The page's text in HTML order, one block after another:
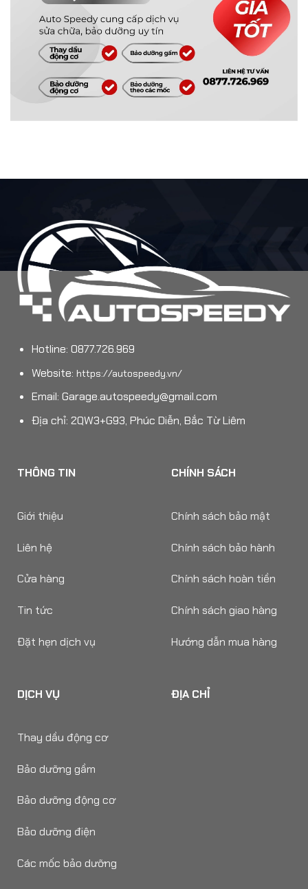
Hotline: 0877.726.969
Website: https://autospeedy.vn/
Email: Garage.autospeedy@gmail.com
Địa chỉ: 2QW3+G93, Phúc Diễn, Bắc Từ Liêm
THÔNG TIN
Giới thiệu
Liên hệ
Cửa hàng
Tin tức
Đặt hẹn dịch vụ
CHÍNH SÁCH
Chính sách bảo mật
Chính sách bảo hành
Chính sách hoàn tiền
Chính sách giao hàng
Hướng dẫn mua hàng
DỊCH VỤ
Thay dầu động cơ
Bảo dưỡng gầm
Bảo dưỡng động cơ
Bảo dưỡng điện
Các mốc bảo dưỡng
ĐỊA CHỈ